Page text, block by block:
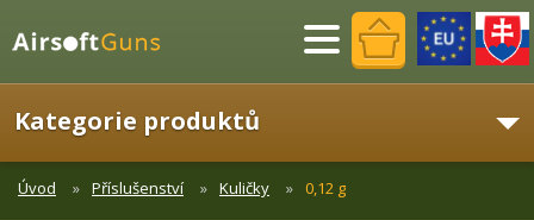
Menu
Kategorie produktů
Úvod Příslušenství Kuličky 0,12 g